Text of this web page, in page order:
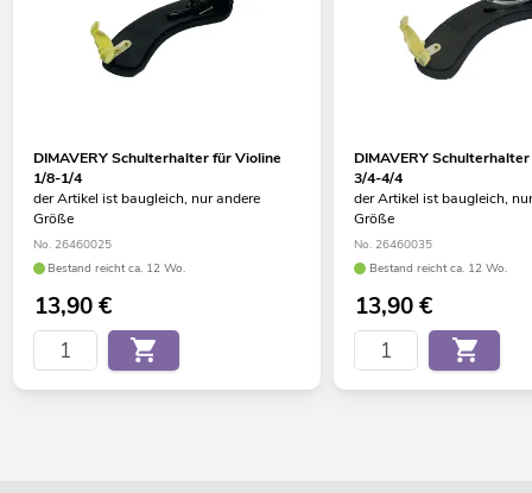
DIMAVERY Schulterhalter für Violine
1/8-1/4
der Artikel ist baugleich, nur andere
Größe
No. 26460025
Bestand reicht ca. 12 Wo.
13,90€
DIMAVERY
3/4-4/4
der Artikel ist baugleich,
Größe
No. 26460035
Bestand reicht ca. 12 Wo.
13,90€